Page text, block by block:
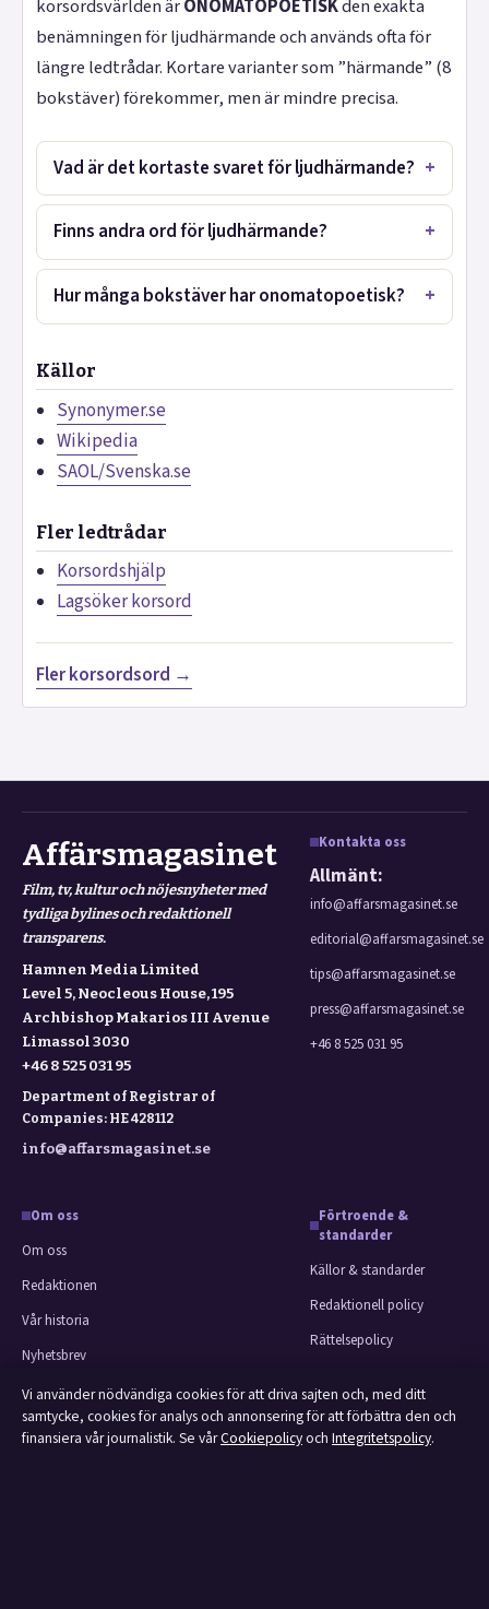
korsordsvärlden ärONOMATOPOETISKden exakta
benämningen för ljudhärmande och används ofta för
längre ledtrådar. Kortare varianter som ”härmande” (8
bokstäver) förekommer, men är mindre precisa.
Vad är det kortaste svaret för ljudhärmande?
Finns andra ord för ljudhärmande?
Hur många bokstäver har onomatopoetisk?
Källor
Synonymer.se
Wikipedia
SAOL/Svenska.se
Fler ledtrådar
Korsordshjälp
Lagsöker korsord
Fler korsordsord →
Affärsmagasinet
Film, tv, kultur och nöjesnyheter med
tydliga bylines och redaktionell
transparens.
Hamnen Media Limited
Level 5, Neocleous House, 195
Archbishop Makarios III Avenue
Limassol 3030
+46 8 525 031 95
Department of Registrar of
Companies: HE 428112
info@affarsmagasinet.se
Kontakta oss
Allmänt:
info@affarsmagasinet.se
editorial@affarsmagasinet.se
tips@affarsmagasinet.se
press@affarsmagasinet.se
+46 8 525 031 95
Om oss
Om oss
Redaktionen
Vår historia
Nyhetsbrev
Tipsa oss
Kontakt
Förtroende &
standarder
Källor & standarder
Redaktionell policy
Rättelsepolicy
Ägande & finansiering
Integritetspolicy
Vi använder nödvändiga cookies för att driva sajten och, med ditt
samtycke, cookies för analys och annonsering för att förbättra den och
finansiera vår journalistik. Se vårCookiepolicyoch Integritetspolicy.